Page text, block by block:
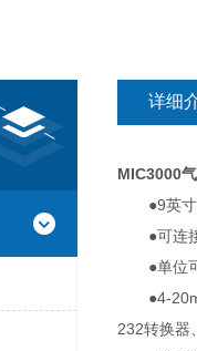
详细
MIC3000
●9英寸
●可连接
●单位可
●4-20mA
232转换器